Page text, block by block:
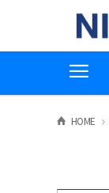
기
한국지
HOME